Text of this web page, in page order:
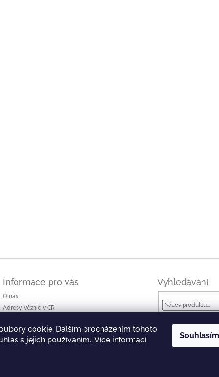
cookie. Dalším procházením tohoto
s jejich používáním.. Více informací
Souhlasím
Informace pro vás
O nás
Adresy věznic v ČR
Ke stažení
Obchodní podmínky
Vyhledávání